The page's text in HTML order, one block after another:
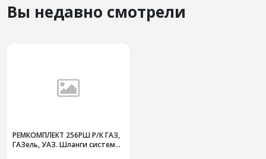
Вы недавно смотрели
РЕМКОМПЛЕКТ 256РШ Р/К ГАЗ,
ГАЗель, УАЗ. Шланги системы